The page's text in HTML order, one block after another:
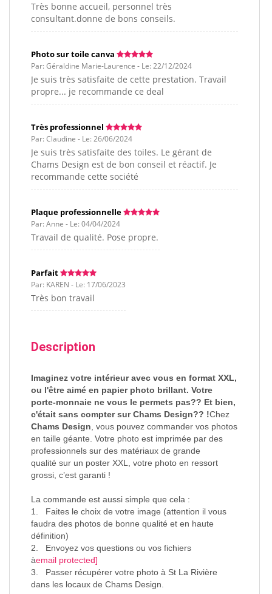
Très bonne accueil, personnel très
consultant.donne de bons conseils.
Photo sur toile canva
Par: Géraldine Marie-Laurence - Le: 22/12/2024
Je suis très satisfaite de cette prestation. Travail
propre... je recommande ce deal
Très professionnel
Par: Claudine - Le: 26/06/2024
Je suis très satisfaite des toiles. Le gérant de
Chams Design est de bon conseil et réactif. Je
recommande cette société
Plaque professionnelle
Par: Anne - Le: 04/04/2024
Travail de qualité. Pose propre.
Parfait
Par: KAREN - Le: 17/06/2023
Très bon travail
Description
Imaginez votre intérieur avec vous en format XXL,
ou l'être aimé en papier photo brillant. Votre
porte-monnaie ne vous le permets pas?? Et bien,
c'était sans compter sur Chams Design?? !Chez
Chams Design, vous pouvez commander vos photos
en taille géante. Votre photo est imprimée par des
professionnels sur des matériaux de grande
qualité sur un poster XXL, votre photo en ressort
grossi, c’est garanti !
La commande est aussi simple que cela :
1. Faites le choix de votre image (attention il vous
faudra des photos de bonne qualité et en haute
définition)
2. Envoyez vos questions ou vos fichiers
àemail protected]
3. Passer récupérer votre photo à St La Rivière
dans les locaux de Chams Design.